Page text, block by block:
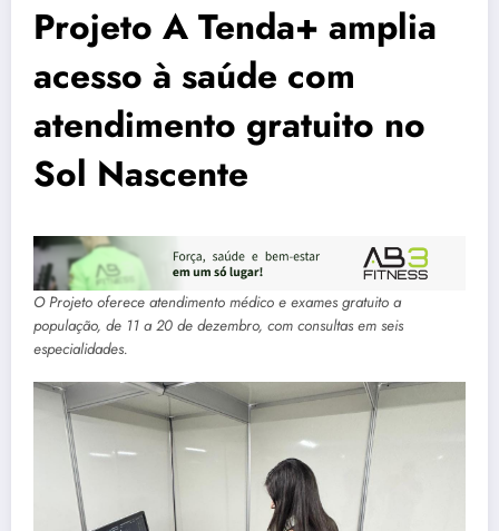
Projeto A Tenda+ amplia
acesso à saúde com
atendimento gratuito no
Sol Nascente
O Projeto oferece atendimento médico e exames gratuito a
população, de 11 a 20 de dezembro, com consultas em seis
especialidades.